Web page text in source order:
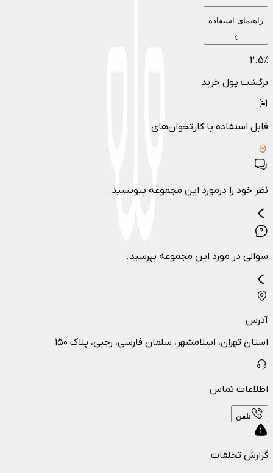
راهنمای استفاده
2.5٪
برگشت پول خرید
قابل استفاده با کارتخوان‌های
نظر خود را درمورد این مجموعه بنویسید.
سوالی در مورد این مجموعه بپرسید.
آدرس
استان تهران، اسلامشهر، سلمان فارسی، رجبی، پلاک ۱۵۰
اطلاعات تماس
تلفن
گزارش تخلفات